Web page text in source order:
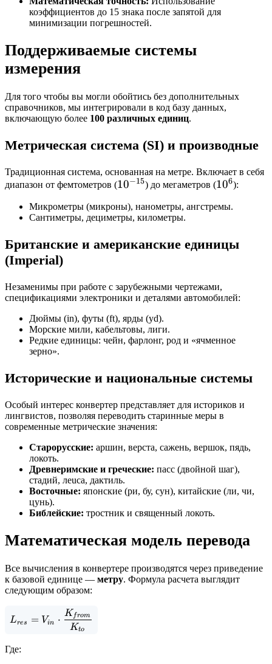
коэффициентов до 15 знака после запятой для
минимизации погрешностей.
Поддерживаемые системы
измерения
Для того чтобы вы могли обойтись без дополнительных
справочников, мы интегрировали в код базу данных,
включающую более 100 различных единиц.
Метрическая система (SI) и производные
Традиционная система, основанная на метре. Включает в себя
диапазон от фемтометров (10^{-15}
10−15) до мегаметров (10^6
106):
Микрометры (микроны), нанометры, ангстремы.
Сантиметры, дециметры, километры.
Британские и американские единицы
(Imperial)
Незаменимы при работе с зарубежными чертежами,
спецификациями электроники и деталями автомобилей:
Дюймы (in), футы (ft), ярды (yd).
Морские мили, кабельтовы, лиги.
Редкие единицы: чейн, фарлонг, род и «ячменное
зерно».
Исторические и национальные системы
Особый интерес конвертер представляет для историков и
лингвистов, позволяя переводить старинные меры в
современные метрические значения:
Старорусские: аршин, верста, сажень, вершок, пядь,
локоть.
Древнеримские и греческие: пасс (двойной шаг),
стадий, леuca, дактиль.
Восточные: японские (ри, бу, сун), китайские (ли, чи,
цунь).
Библейские: тростник и священный локоть.
Математическая модель перевода
Все вычисления в конвертере производятся через приведение
к базовой единице — метру. Формула расчета выглядит
следующим образом:
L_{res} = V_{in} \cdot
Lres = Vin ⋅
Kto
Kfrom
Где: